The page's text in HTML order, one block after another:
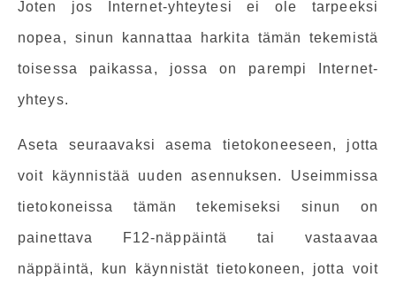
Joten jos Internet-yhteytesi ei ole tarpeeksi
nopea, sinun kannattaa harkita tämän tekemistä
toisessa paikassa, jossa on parempi Internet-
yhteys.
Aseta seuraavaksi asema tietokoneeseen, jotta
voit käynnistää uuden asennuksen. Useimmissa
tietokoneissa tämän tekemiseksi sinun on
painettava F12-näppäintä tai vastaavaa
näppäintä, kun käynnistät tietokoneen, jotta voit